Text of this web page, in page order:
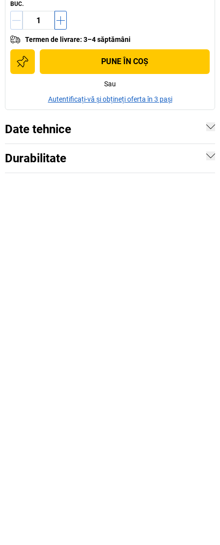
BUC.
Termen de livrare: 3–4 săptămâni
PUNE ÎN COŞ
Sau
Autentificați-vă și obțineți oferta în 3 pași
Date tehnice
Durabilitate